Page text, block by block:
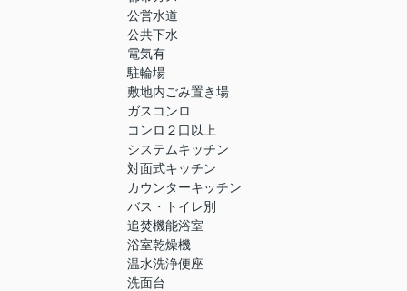
公営水道
公共下水
電気有
駐輪場
敷地内ごみ置き場
ガスコンロ
コンロ２口以上
システムキッチン
対面式キッチン
カウンターキッチン
バス・トイレ別
追焚機能浴室
浴室乾燥機
温水洗浄便座
洗面台